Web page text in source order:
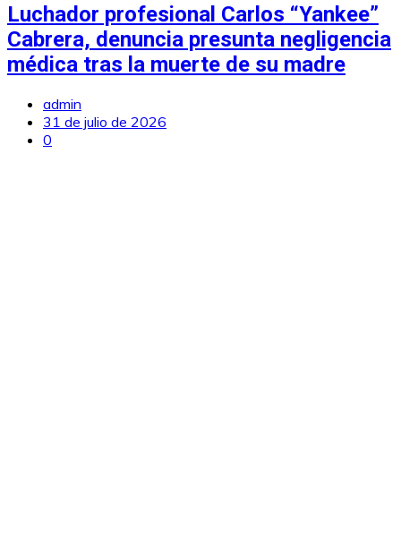
Luchador profesional Carlos “Yankee”
Cabrera, denuncia presunta negligencia
médica tras la muerte de su madre
admin
31 de julio de 2026
0